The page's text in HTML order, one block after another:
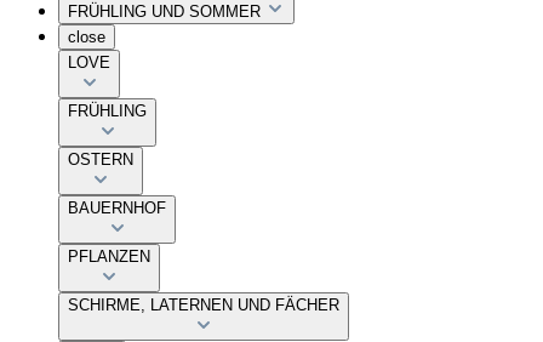
FRÜHLING UND SOMMER
close
LOVE
FRÜHLING
OSTERN
BAUERNHOF
PFLANZEN
SCHIRME, LATERNEN UND FÄCHER